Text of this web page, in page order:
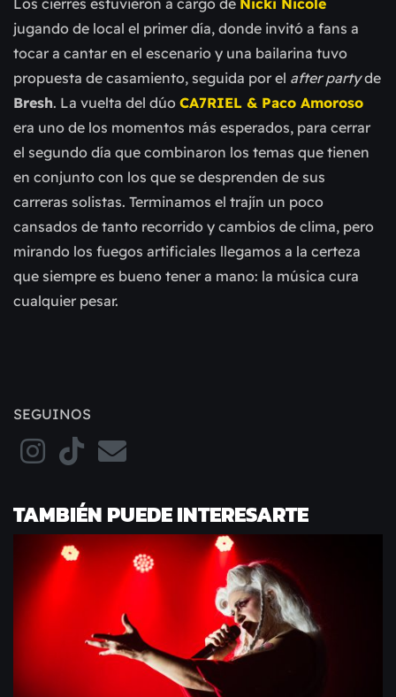
jugando de local el primer día, donde invitó a fans a
tocar a cantar en el escenario y una bailarina tuvo
propuesta de casamiento, seguida por el after partyde
Bresh. La vuelta del dúo CA7RIEL & Paco Amoroso
era uno de los momentos más esperados, para cerrar
el segundo día que combinaron los temas que tienen
en conjunto con los que se desprenden de sus
carreras solistas. Terminamos el trajín un poco
cansados de tanto recorrido y cambios de clima, pero
mirando los fuegos artificiales llegamos a la certeza
que siempre es bueno tener a mano: la música cura
cualquier pesar.
SEGUINOS
TAMBIÉN PUEDE INTERESARTE